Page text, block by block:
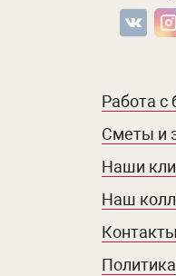
Работа
Сметы и
Наши
Наш
Контакты
Политика